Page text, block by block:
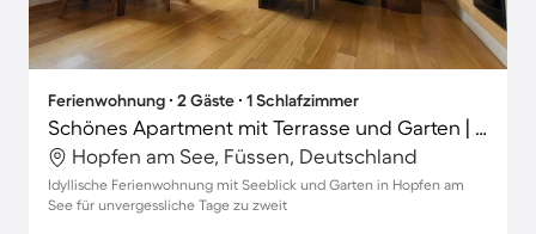
Ferienwohnung ∙ 2 Gäste ∙ 1 Schlafzimmer
Schönes Apartment mit Terrasse und Garten | Seeblick | Hunde erlaubt
Hopfen am See, Füssen, Deutschland
Idyllische Ferienwohnung mit Seeblick und Garten in Hopfen am
See für unvergessliche Tage zu zweit